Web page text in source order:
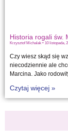
Historia rogali św.
Krzysztof Michalak 10 listopada,
Czy wiesz skąd się
niecodziennie ale
Marcina. Jako
Czytaj więcej »